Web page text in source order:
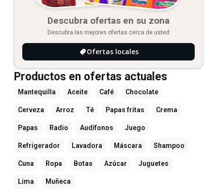
Descubra ofertas en su zona
Descubra las mejores ofertas cerca de usted
Ofertas locales
Productos en ofertas actuales
Mantequilla Aceite Café Chocolate
Cerveza Arroz Té Papas fritas Crema
Papas Radio Audífonos Juego
Refrigerador Lavadora Máscara Shampoo
Cuna Ropa Botas Azúcar Juguetes
Lima Muñeca